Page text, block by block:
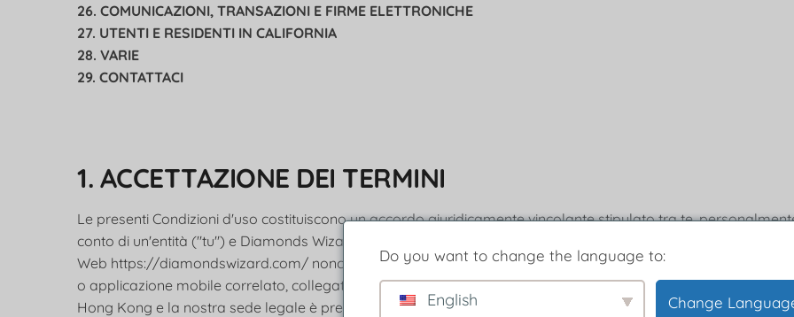
26. COMUNICAZIONI, TRANSAZIONI E FIRME ELETTRONICHE
27. UTENTI E RESIDENTI IN CALIFORNIA
28. VARIE
29. CONTATTACI
1. ACCETTAZIONE DEI TERMINI
Le presenti Condizioni d'uso costituiscono un accordo giuridicamente vincolante stipulato tra te,
conto di un'entità ("tu") e Diamonds Wizard ("Società", "noi", "ci" o "nostro"), riguardante il tuo accesso e
Web https://diamondswizard.com/ nonché di qualsiasi altro modulo multimediale, canale multimediale, sito
o applicazione mobile correlato, collegato o altrimenti connesso allo stesso (collettivamente, il "Sito"). Siamo
Hong Kong e la nostra sede legale è presso Unit 2A, 17/F Glenealy Tower No. 1 Glenealy Central, Hong Kong.
Do you want to change the language to:
English Change